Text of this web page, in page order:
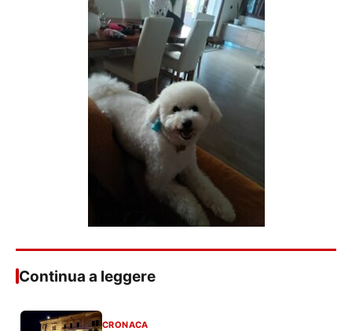
Continua a leggere
CRONACA